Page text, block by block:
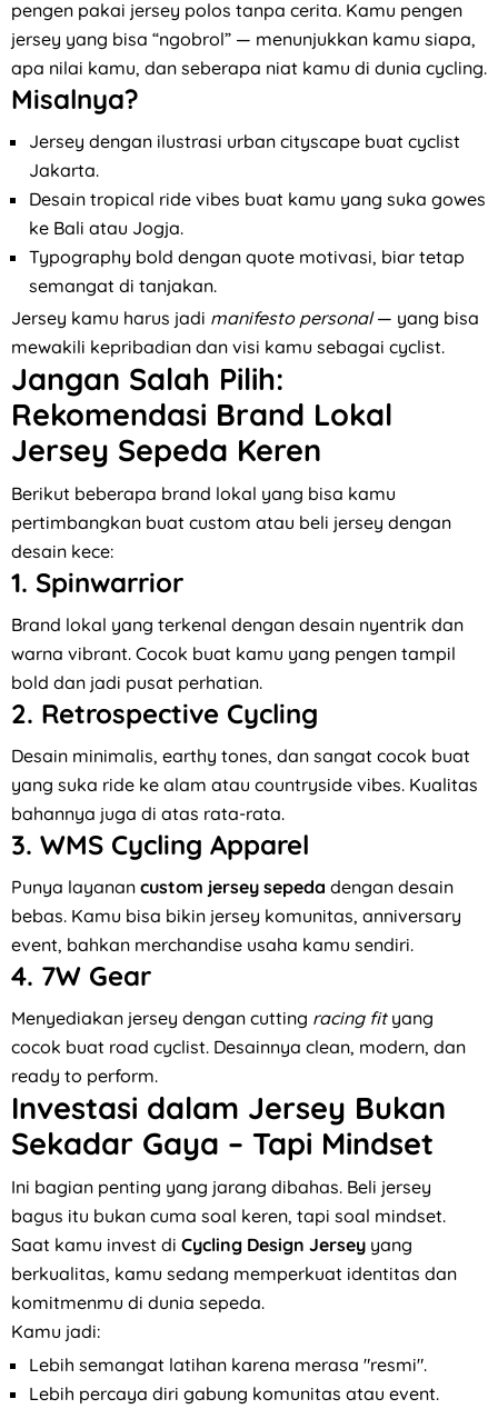
pengen pakai jersey polos tanpa cerita. Kamu pengen
jersey yang bisa “ngobrol” — menunjukkan kamu siapa,
apa nilai kamu, dan seberapa niat kamu di dunia cycling.
Misalnya?
Jersey dengan ilustrasi urban cityscape buat cyclist
Jakarta.
Desain tropical ride vibes buat kamu yang suka gowes
ke Bali atau Jogja.
Typography bold dengan quote motivasi, biar tetap
semangat di tanjakan.
Jersey kamu harus jadi manifesto personal— yang bisa
mewakili kepribadian dan visi kamu sebagai cyclist.
Jangan Salah Pilih:
Rekomendasi Brand Lokal
Jersey Sepeda Keren
Berikut beberapa brand lokal yang bisa kamu
pertimbangkan buat custom atau beli jersey dengan
desain kece:
1. Spinwarrior
Brand lokal yang terkenal dengan desain nyentrik dan
warna vibrant. Cocok buat kamu yang pengen tampil
bold dan jadi pusat perhatian.
2. Retrospective Cycling
Desain minimalis, earthy tones, dan sangat cocok buat
yang suka ride ke alam atau countryside vibes. Kualitas
bahannya juga di atas rata-rata.
3. WMS Cycling Apparel
Punya layanan custom jersey sepeda dengan desain
bebas. Kamu bisa bikin jersey komunitas, anniversary
event, bahkan merchandise usaha kamu sendiri.
4. 7W Gear
Menyediakan jersey dengan cutting racing fityang
cocok buat road cyclist. Desainnya clean, modern, dan
ready to perform.
Investasi dalam Jersey Bukan
Sekadar Gaya – Tapi Mindset
Ini bagian penting yang jarang dibahas. Beli jersey
bagus itu bukan cuma soal keren, tapi soal mindset.
Saat kamu invest di Cycling Design Jersey yang
berkualitas, kamu sedang memperkuat identitas dan
komitmenmu di dunia sepeda.
Kamu jadi:
Lebih semangat latihan karena merasa "resmi".
Lebih percaya diri gabung komunitas atau event.